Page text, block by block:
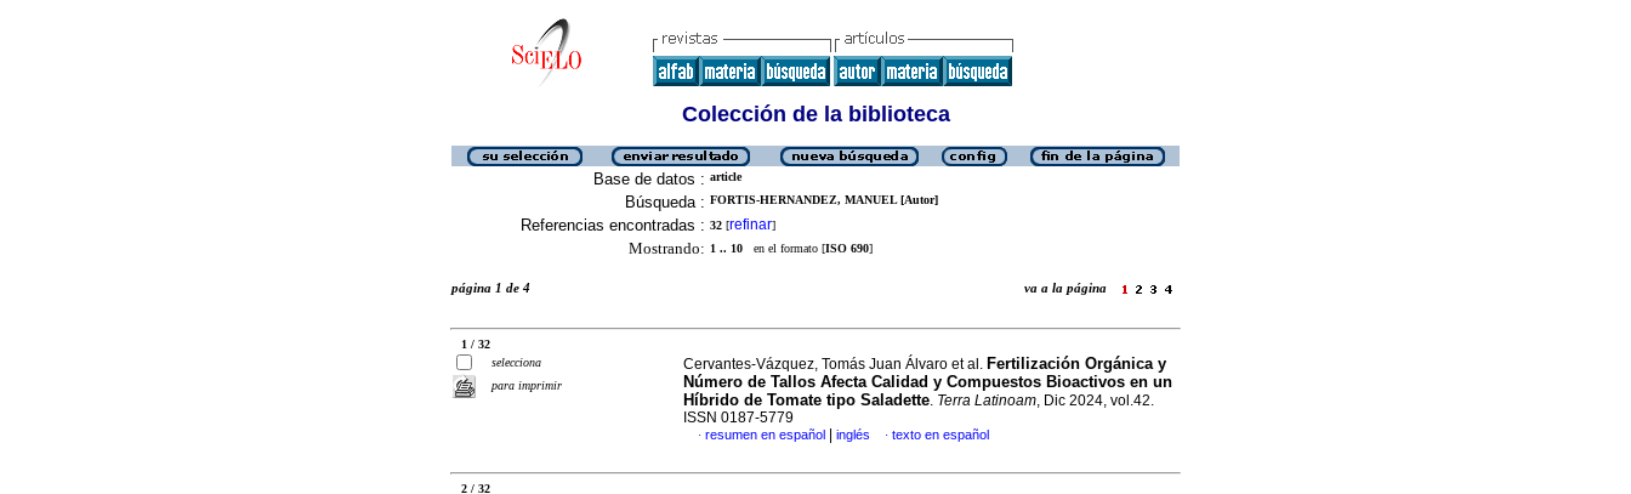
Colección de la biblioteca
Base de datos : article
Búsqueda : FORTIS-HERNANDEZ, MANUEL [Autor]
Referencias encontradas : 32 [refinar]
Mostrando: 1 .. 10 en el formato [ISO 690]
página 1 de 4 va a la página
1 / 32
selecciona
para imprimir
Cervantes-Vázquez, Tomás Juan Álvaro et al. Fertilización Orgánica y
Número de Tallos Afecta Calidad y Compuestos Bioactivos en un
Híbrido de Tomate tipo Saladette. Terra Latinoam, Dic 2024, vol.42.
ISSN 0187-5779
· resumen en español inglés · texto en español
2 / 32